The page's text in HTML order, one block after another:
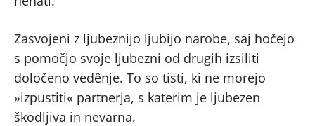
Zasvojeni z ljubeznijo ljubijo narobe, saj hočejo
s pomočjo svoje ljubezni od drugih izsiliti
določeno vedênje. To so tisti, ki ne morejo
»izpustiti« partnerja, s katerim je ljubezen
škodljiva in nevarna.